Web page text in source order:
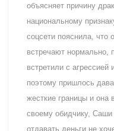
объясняет причину
национальному
соцсети пояснила, что
встречают нормально,
встретили с агрессией
поэтому пришлось
жесткие границы и она
своему обидчику,
отдавать деньги не